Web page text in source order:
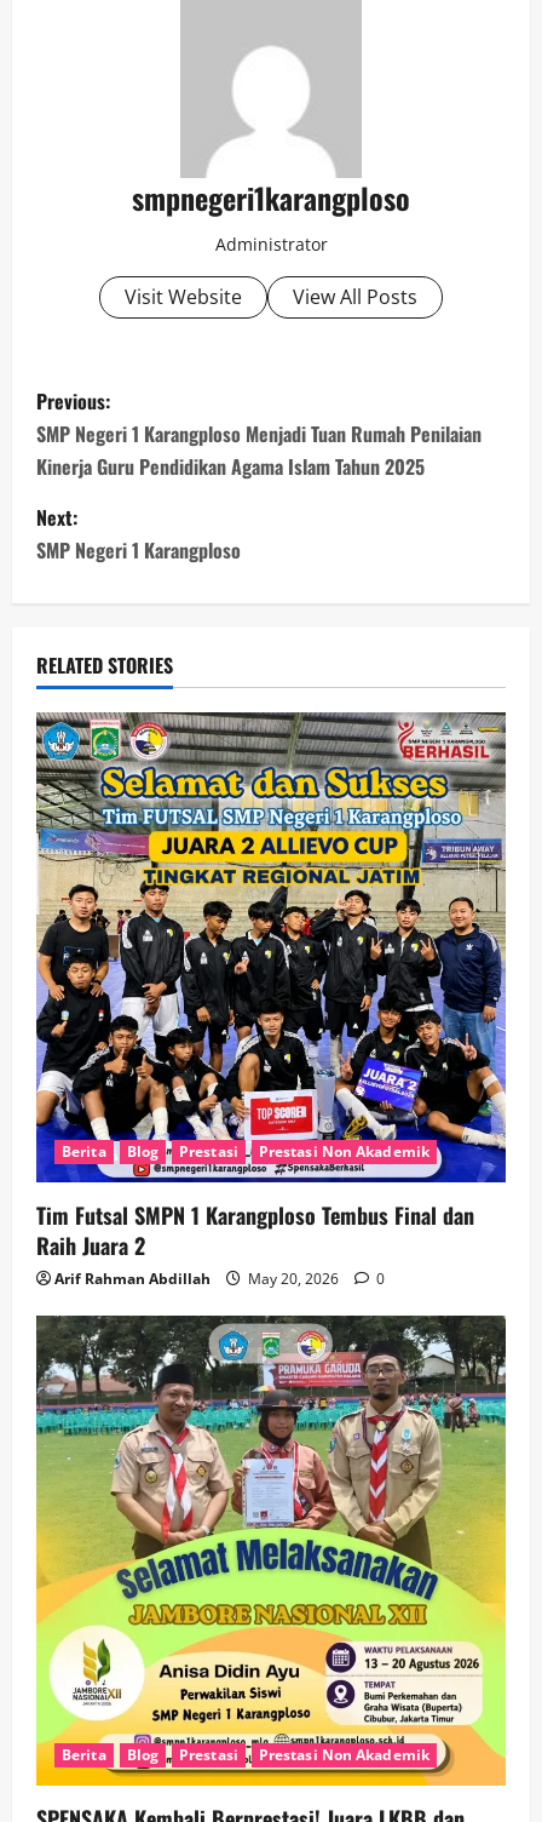
smpnegeri1karangploso
Administrator
Visit Website View All Posts
Previous:
SMP Negeri 1 Karangploso Menjadi Tuan Rumah Penilaian
Kinerja Guru Pendidikan Agama Islam Tahun 2025
Next:
SMP Negeri 1 Karangploso
RELATED STORIES
Berita Blog Prestasi Prestasi Non Akademik
Tim Futsal SMPN 1 Karangploso Tembus Final dan
Raih Juara 2
Arif Rahman Abdillah May 20, 2026 0
Berita Blog Prestasi Prestasi Non Akademik